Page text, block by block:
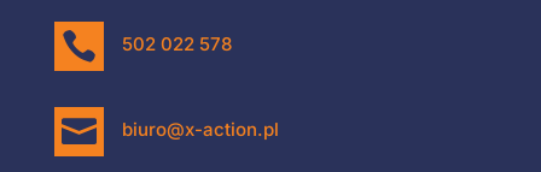
 502 022 578
 biuro@x-action.pl